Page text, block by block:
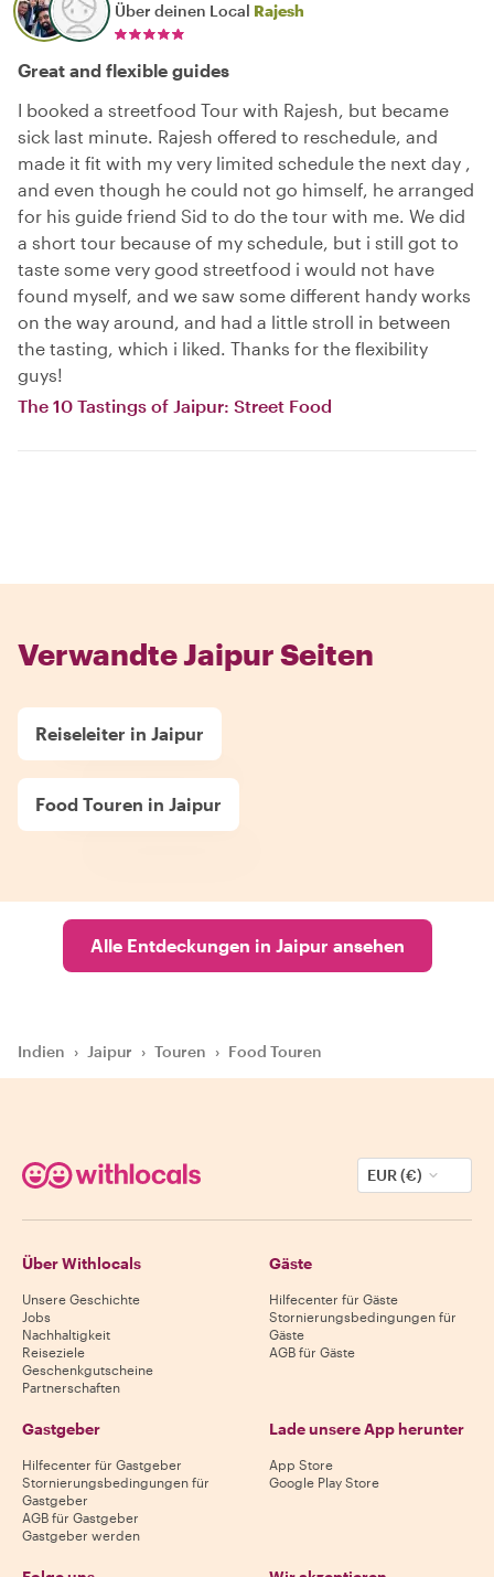
Über deinen Local Rajesh
Great and flexible guides
I booked a streetfood Tour with Rajesh, but became
sick last minute. Rajesh offered to reschedule, and
made it fit with my very limited schedule the next day ,
and even though he could not go himself, he arranged
for his guide friend Sid to do the tour with me. We did
a short tour because of my schedule, but i still got to
taste some very good streetfood i would not have
found myself, and we saw some different handy works
on the way around, and had a little stroll in between
the tasting, which i liked. Thanks for the flexibility
guys!
The 10 Tastings of Jaipur: Street Food
Verwandte Jaipur Seiten
Reiseleiter in Jaipur
Food Touren in Jaipur
Alle Entdeckungen in Jaipur ansehen
Indien › Jaipur › Touren › Food Touren
EUR (€)
Über Withlocals
Unsere Geschichte
Jobs
Nachhaltigkeit
Reiseziele
Geschenkgutscheine
Partnerschaften
Gäste
Hilfecenter für Gäste
Stornierungsbedingungen für
Gäste
AGB für Gäste
Gastgeber
Hilfecenter für Gastgeber
Stornierungsbedingungen für
Gastgeber
AGB für Gastgeber
Gastgeber werden
Lade unsere App herunter
App Store
Google Play Store